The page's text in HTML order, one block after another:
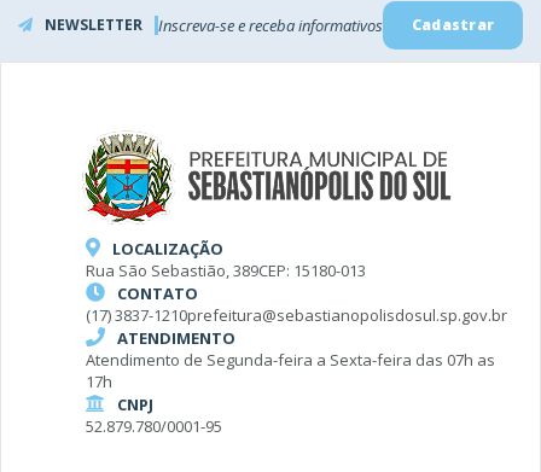
NEWSLETTER Inscreva-se e receba informativos Cadastrar
LOCALIZAÇÃO
Rua São Sebastião, 389CEP: 15180-013
CONTATO
(17) 3837-1210prefeitura@sebastianopolisdosul.sp.gov.br
ATENDIMENTO
Atendimento de Segunda-feira a Sexta-feira das 07h as
17h
CNPJ
52.879.780/0001-95